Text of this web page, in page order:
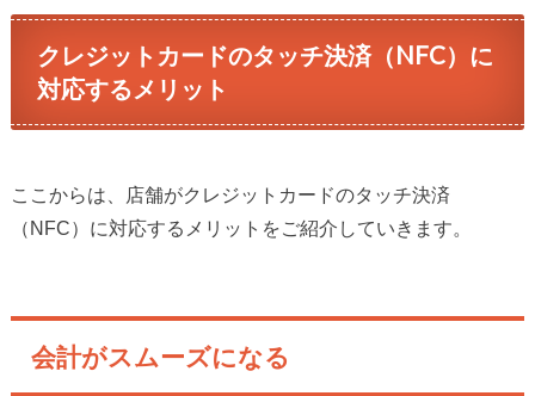
クレジットカードのタッチ決済（NFC）に
対応するメリット
ここからは、店舗がクレジットカードのタッチ決済
（NFC）に対応するメリットをご紹介していきます。
会計がスムーズになる